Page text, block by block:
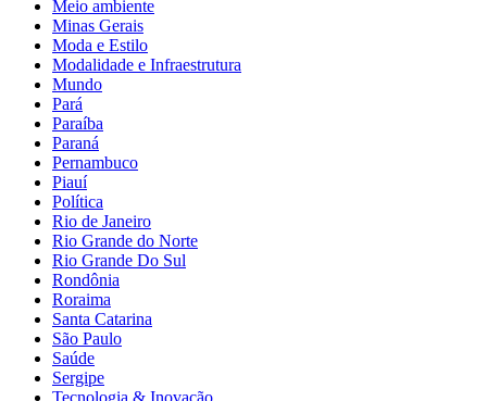
Meio ambiente
Minas Gerais
Moda e Estilo
Modalidade e Infraestrutura
Mundo
Pará
Paraíba
Paraná
Pernambuco
Piauí
Política
Rio de Janeiro
Rio Grande do Norte
Rio Grande Do Sul
Rondônia
Roraima
Santa Catarina
São Paulo
Saúde
Sergipe